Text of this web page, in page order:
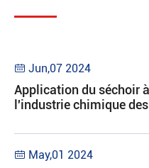
 Jun,07 2024
Application du séchoir
l'industrie chimique
 May,01 2024